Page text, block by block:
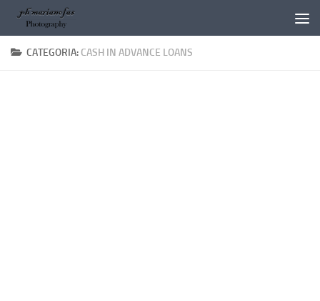
Salta al contenuto
CATEGORIA: CASH IN ADVANCE LOANS